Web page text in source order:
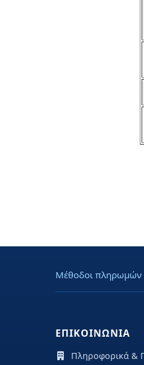
Μέθοδοι πληρωμών
ΕΠΙΚΟΙΝΩΝΙΑ
Πληροφορικά &